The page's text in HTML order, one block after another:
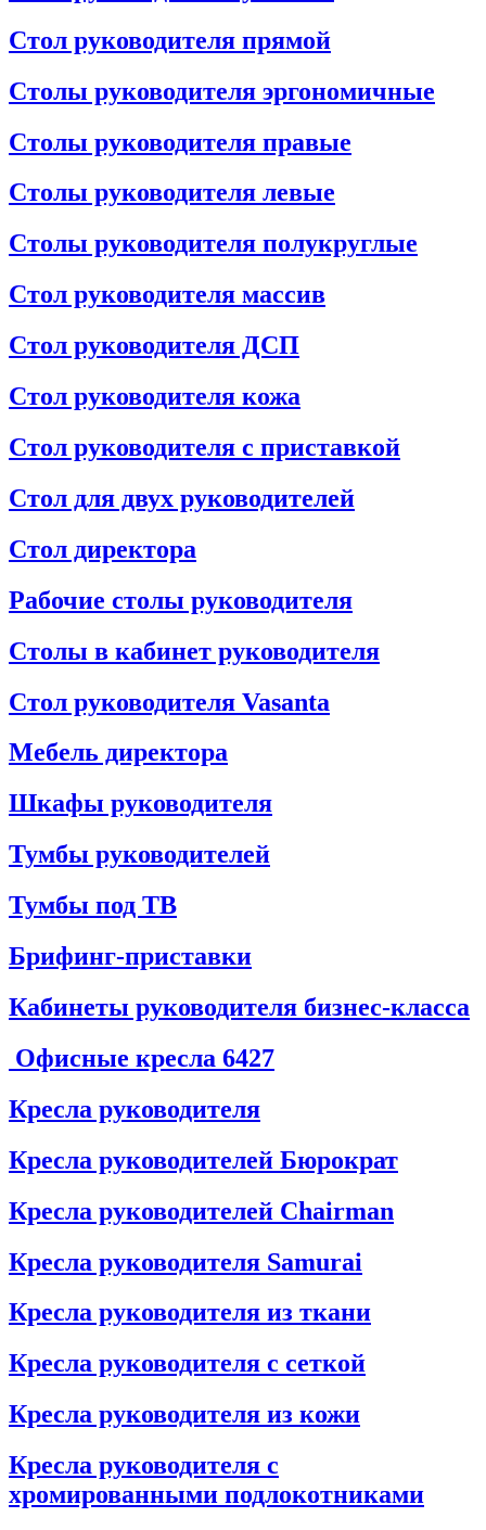
Стол руководителя прямой
Столы руководителя эргономичные
Столы руководителя правые
Столы руководителя левые
Столы руководителя полукруглые
Стол руководителя массив
Стол руководителя ДСП
Стол руководителя кожа
Стол руководителя с приставкой
Стол для двух руководителей
Стол директора
Рабочие столы руководителя
Столы в кабинет руководителя
Стол руководителя Vasanta
Мебель директора
Шкафы руководителя
Тумбы руководителей
Тумбы под ТВ
Брифинг-приставки
Кабинеты руководителя бизнес-класса
Офисные кресла 6427
Кресла руководителя
Кресла руководителей Бюрократ
Кресла руководителей Chairman
Кресла руководителя Samurai
Кресла руководителя из ткани
Кресла руководителя с сеткой
Кресла руководителя из кожи
Кресла руководителя с
хромированными подлокотниками